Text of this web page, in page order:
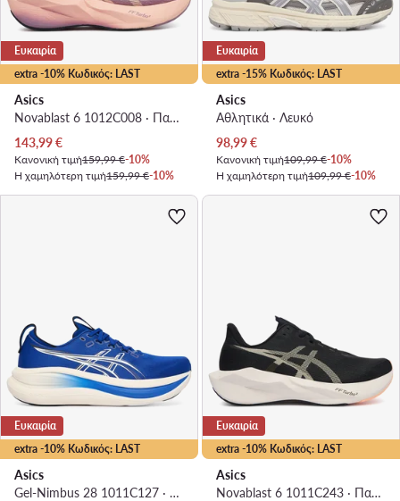
extra -10% Κωδικός: LAST
Ευκαιρία
Asics
Novablast 6 1012C008 · Παπούτσια για Τρέξιμο
Τρέχουσα τιμή
143,99€
Κανονική τιμή159,99 €-10%
Η χαμηλότερη τιμή159,99 €-10%
extra -15% Κωδικός: LAST
Ευκαιρία
Asics
Αθλητικά · Λευκό
Τρέχουσα τιμή
98,99€
Κανονική τιμή109,99 €-10%
Η χαμηλότερη τιμή109,99 €-10%
extra -10% Κωδικός: LAST
Ευκαιρία
Asics
Gel-Nimbus 28 1011C127 · Παπούτσια για Τρέξιμο
extra -10% Κωδικός: LAST
Ευκαιρία
Asics
Novablast 6 1011C243 · Παπούτσια για Τρέξιμο